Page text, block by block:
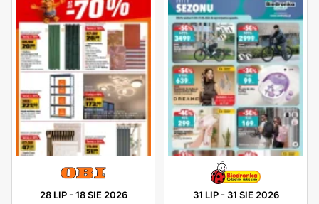
28 LIP-18 SIE 2026 31 LIP- 31 SIE 2026